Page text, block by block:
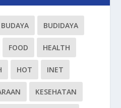
BUDAYA BUDIDAYA
FOOD HEALTH
HOT INET
KESEHATAN